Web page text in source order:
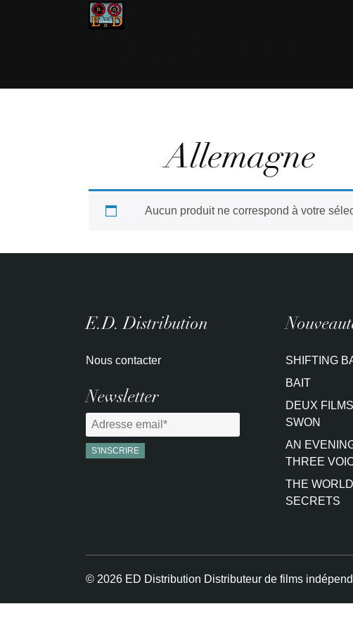
Allemagne
Aucun produit ne correspond à votre
E.D. Distribution
Nous contacter
Newsletter
SHIFTING
BAIT
DEUX
SWON
AN
THREE
THE
SECRETS
© 2026 ED Distribution Distributeur de films